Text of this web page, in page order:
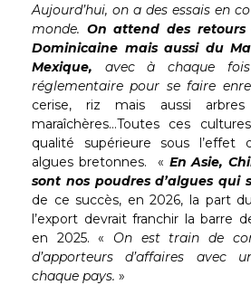
Aujourd’hui, on a des essais en
monde. On attend des
Dominicaine mais aussi du
Mexique, avec à chaque
réglementaire pour se faire
cerise, riz mais aussi arbres
maraîchères…Toutes ces
qualité supérieure sous l’effet
algues bretonnes. « En Asie,
sont nos poudres d’algues qui
de ce succès, en 2026, la part
l’export devrait franchir la barre
en 2025. « On est train de
d’apporteurs d’affaires avec
chaque pays. »